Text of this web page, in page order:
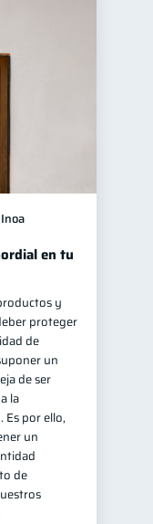
en tu
y
proteger
de
un
de ser
la
por ello,
un
de